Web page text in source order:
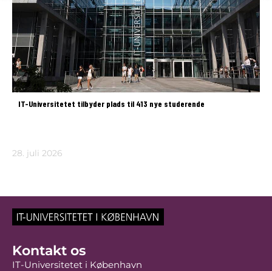
IT-Universitetet tilbyder plads til 413 nye studerende
28. juli 2026
Kontakt os
IT-Universitetet i København